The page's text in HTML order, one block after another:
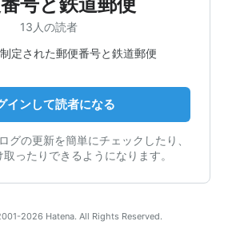
13人の読者
定された郵便番号と鉄道郵便
インして読者になる
グの更新を簡単にチェックしたり、
ったりできるようになります。
2026 Hatena. All Rights Reserved.